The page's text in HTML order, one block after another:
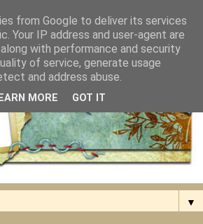
▼
from Google to deliver its services
Your IP address and user-agent are
with performance and security
of service, generate usage
and address abuse.
MORE GOT IT